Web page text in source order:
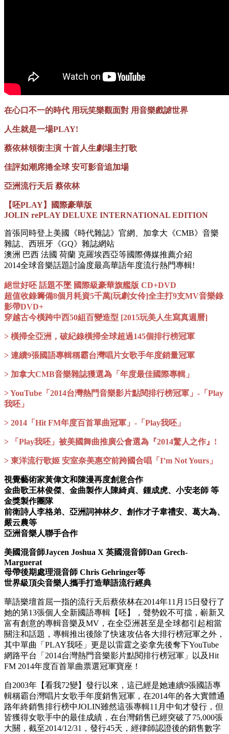
在心口不一的時代 用玩笑樂觀面對 用音樂戲謔世界
人生就是一場PLAY!
蔡依林領銜主演 十首人生劇場主打歌
佳評如潮席捲全球 安可影音追加場
亞洲流行天后 蔡依林
【呸PLAY】國際豪華版
JOLIN rePLAY DELUXE INTERNATIONAL EDITION
首張同時登上美國《時代雜誌》官網、加拿大《CMB》音樂
雜誌、西班牙《GQ》雜誌網站
澳洲 巴西 法國 荷蘭 克羅埃西亞等國際傳媒推薦介紹
2014全球音樂話題討論度最高華語年度流行熱門專輯!
絕世好呸 話題不墜 國際級豪華旗艦版 CD+DVD
超值收錄籌備8個月耗資5千萬[玩劇女伶]全主打9支MV音樂錄
影帶DVD+
穿越古今橫跨中西50組百變造型 [2015玩美人生寫真週曆]
> 橫掃全亞洲，破紀錄橫掃全球超過145個排行榜冠軍
> 連續9張國語專輯稱霸台灣唱片女歌手年度銷量冠軍
> 加拿大CMB音樂雜誌獲選為「年度最佳國際專輯」
> YouTube「2014台灣熱門音樂影片點閱排行榜冠軍」-「Play
我呸」
> 2014「Hit FM年度百首單曲冠軍」-「Play我呸」
> 「Play我呸」被美國舞曲推廣公會選為『2014驚人之作』!
> 東洋流行歌姬 安室奈美惠空前跨國合唱「I’m Not Yours」
視覺藝術家黃偉文和陳漫再度創意合作
金曲歌王林俊傑、金曲製作人陳綺貞、鍾成虎、小安老師 等
金獎製作團隊
前衛詩人李格弟、亞洲詞神林夕、創作才子韋禮安、葛大為、
嚴云農等
亞洲音樂人聯手合作
美國混音師Jaycen Joshua X 英國混音師Dan Grech-
Marguerat
母帶後期處理混音師 Chris Gehringer等
世界級頂尖音樂人攜手打造華語流行經典
華語樂壇首屈一指的流行天后蔡依林在2014年11月15日發行了
她的第13張個人全新國語專輯【呸】，聲勢銳不可擋，嶄新又
富有創意的專輯音樂及MV，在全亞洲甚至是全球都引起相當
關注和話題，專輯推出後除了快速攻佔各大排行榜冠軍之外，
其中單曲「PLAY我呸」更是以雷霆之姿拿先後奪下YouTube
網路平台「2014台灣熱門音樂影片點閱排行榜冠軍」以及Hit
FM 2014年度百首單曲票選冠軍寶座！
自2003年【看我72變】發行以來，這已經是她連續9張國語專
輯稱霸台灣唱片女歌手年度銷售冠軍，在2014年的各大實體通
路年終銷售排行榜中JOLIN雖然這張專輯11月中旬才發行，但
皆獲得女歌手中的最佳成績，在台灣銷售已經突破了75,000張
大關，截至2014/12/31，發行45天，經律師認證後的銷售數字